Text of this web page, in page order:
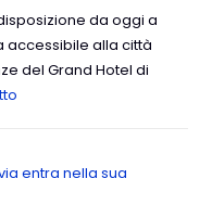
da oggi a
accessibile alla città
del Grand Hotel di
entra nella sua